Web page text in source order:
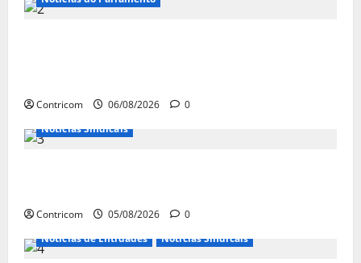
Contricom 06/08/2026
0
Notícias Sindicais
Contricom 05/08/2026
0
Notícias de Entidades
Notícias Sindicais